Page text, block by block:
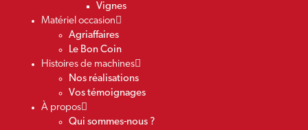
Vignes
Matériel occasion
Agriaffaires
Le Bon Coin
Histoires de machines
Nos réalisations
Vos témoignages
À propos
Qui sommes-nous ?